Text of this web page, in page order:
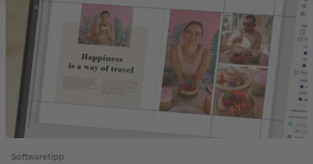
Softwaretipp